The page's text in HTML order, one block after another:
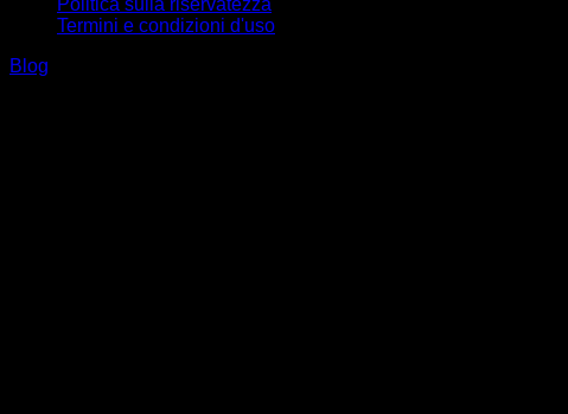
Politica sulla riservatezza
Termini e condizioni d'uso
Blog